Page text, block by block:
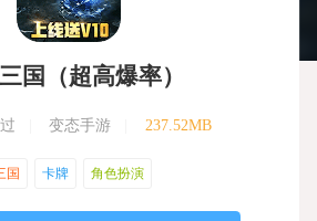
国（超高爆率）
变态手游 237.52MB
国 卡牌 角色扮演